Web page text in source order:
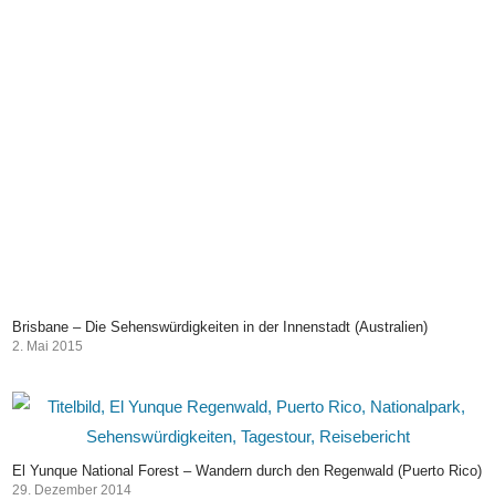
Brisbane – Die Sehenswürdigkeiten in der Innenstadt (Australien)
2. Mai 2015
El Yunque National Forest – Wandern durch den Regenwald (Puerto Rico)
29. Dezember 2014